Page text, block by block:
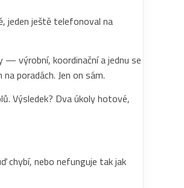
jeden ještě telefonoval na
— výrobní, koordinační a jednu se
poradách. Jen on sám.
Výsledek? Dva úkoly hotové,
chybí, nebo nefunguje tak jak